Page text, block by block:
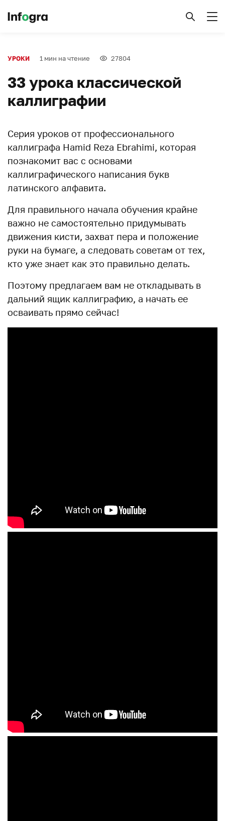
УРОКИ 1 мин на чтение 27804
33 урока классической
каллиграфии
Серия уроков от профессионального
каллиграфа Hamid Reza Ebrahimi, которая
познакомит вас с основами
каллиграфического написания букв
латинского алфавита.
Для правильного начала обучения крайне
важно не самостоятельно придумывать
движения кисти, захват пера и положение
руки на бумаге, а следовать советам от тех,
кто уже знает как это правильно делать.
Поэтому предлагаем вам не откладывать в
дальний ящик каллиграфию, а начать ее
осваивать прямо сейчас!